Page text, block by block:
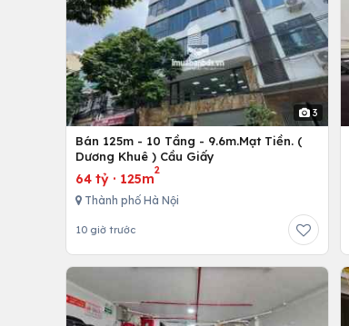
3
Bán 125m - 10 Tầng - 9.6m.Mạt Tiền. (
Dương Khuê ) Cầu Giấy
64 tỷ · 125m
2
Thành phố Hà Nội
10 giờ trước